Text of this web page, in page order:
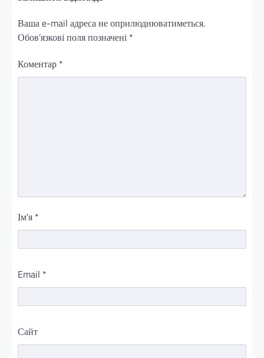
Ваша e-mail адреса не оприлюднюватиметься.
Обов’язкові поля позначені *
Коментар *
Ім'я *
Email *
Сайт